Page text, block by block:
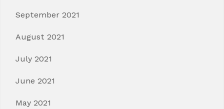
September 2021
August 2021
July 2021
June 2021
May 2021